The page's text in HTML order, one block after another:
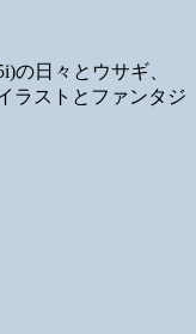
の日々とウサギ、
ラストとファンタジ